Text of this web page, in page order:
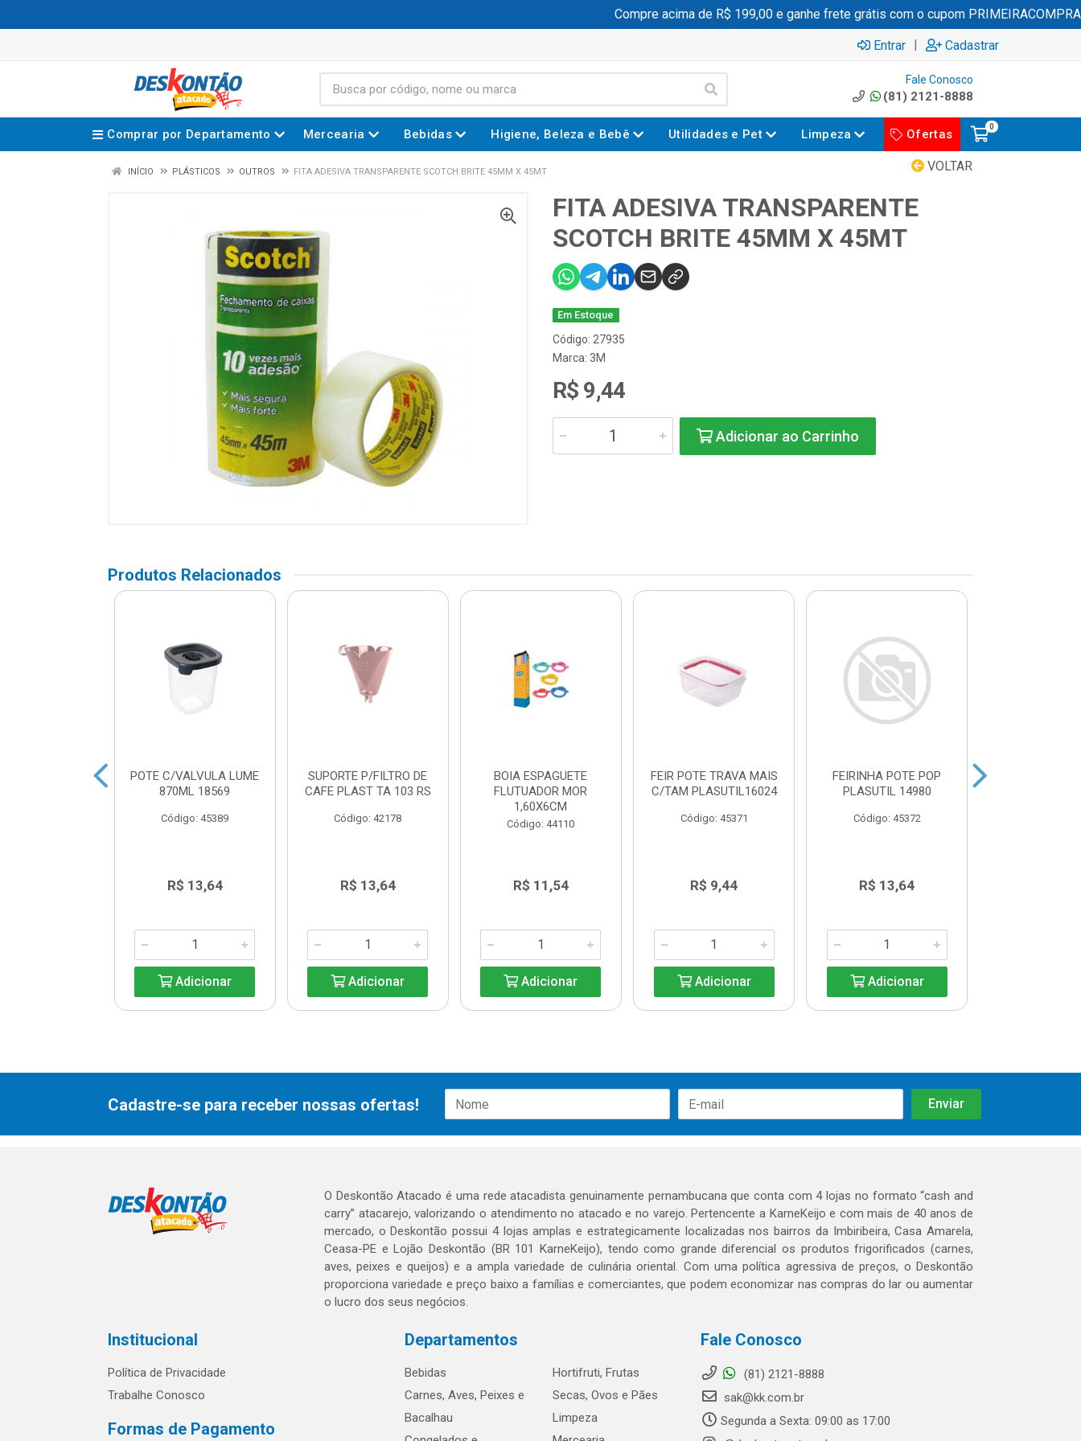
Compre acima de R$ 199,00 e ganhe frete grátis com o cupom PRIMEIRACOMPRA
Entrar | Cadastrar
Fale Conosco
(81) 2121-8888
Comprar por Departamento Mercearia Bebidas Higiene, Beleza e Bebê Utilidades e Pet Limpeza Ofertas
0
VOLTAR
INÍCIO PLÁSTICOS OUTROS FITA ADESIVA TRANSPARENTE SCOTCH BRITE 45MM X 45MT
FITA ADESIVA TRANSPARENTE
SCOTCH BRITE 45MM X 45MT
Em Estoque
Código: 27935
Marca: 3M
R$ 9,44
Adicionar ao Carrinho
Produtos Relacionados
POTE C/VALVULA LUME
870ML 18569
Código: 45389
R$ 13,64
Adicionar
SUPORTE P/FILTRO DE
CAFE PLAST TA 103 RS
Código: 42178
R$ 13,64
Adicionar
BOIA ESPAGUETE
FLUTUADOR MOR
1,60X6CM
Código: 44110
R$ 11,54
Adicionar
FEIR POTE TRAVA MAIS
C/TAM PLASUTIL16024
Código: 45371
R$ 9,44
Adicionar
FEIRINHA POTE POP
PLASUTIL 14980
Código: 45372
R$ 13,64
Adicionar
Cadastre-se para receber nossas ofertas!
O Deskontão Atacado é uma rede atacadista genuinamente pernambucana que conta com 4 lojas no formato “cash and
carry” atacarejo, valorizando o atendimento no atacado e no varejo. Pertencente a KarneKeijo e com mais de 40 anos de
mercado, o Deskontão possui 4 lojas amplas e estrategicamente localizadas nos bairros da Imbiribeira, Casa Amarela,
Ceasa-PE e Lojão Deskontão (BR 101 KarneKeijo), tendo como grande diferencial os produtos frigorificados (carnes,
aves, peixes e queijos) e a ampla variedade de culinária oriental. Com uma política agressiva de preços, o Deskontão
proporciona variedade e preço baixo a famílias e comerciantes, que podem economizar nas compras do lar ou aumentar
o lucro dos seus negócios.
Institucional
Política de Privacidade
Trabalhe Conosco
Formas de Pagamento
Departamentos
Bebidas
Carnes, Aves, Peixes e
Bacalhau
Hortifruti, Frutas
Secas, Ovos e Pães
Limpeza
Fale Conosco
(81) 2121-8888
sak@kk.com.br
Segunda a Sexta: 09:00 as 17:00